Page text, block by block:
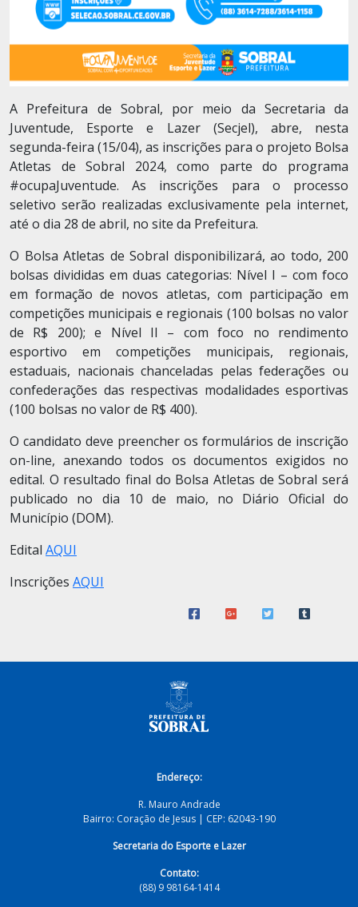
A Prefeitura de Sobral, por meio da Secretaria da
Juventude, Esporte e Lazer (Secjel), abre, nesta
segunda-feira (15/04), as inscrições para o projeto Bolsa
Atletas de Sobral 2024, como parte do programa
#ocupaJuventude. As inscrições para o processo
seletivo serão realizadas exclusivamente pela internet,
até o dia 28 de abril, no site da Prefeitura.
O Bolsa Atletas de Sobral disponibilizará, ao todo, 200
bolsas divididas em duas categorias: Nível I – com foco
em formação de novos atletas, com participação em
competições municipais e regionais (100 bolsas no valor
de R$ 200); e Nível II – com foco no rendimento
esportivo em competições municipais, regionais,
estaduais, nacionais chanceladas pelas federações ou
confederações das respectivas modalidades esportivas
(100 bolsas no valor de R$ 400).
O candidato deve preencher os formulários de inscrição
on-line, anexando todos os documentos exigidos no
edital. O resultado final do Bolsa Atletas de Sobral será
publicado no dia 10 de maio, no Diário Oficial do
Município (DOM).
Edital AQUI
Inscrições AQUI
Endereço:
R. Mauro Andrade
Bairro: Coração de Jesus | CEP: 62043-190
Secretaria do Esporte e Lazer
Contato:
(88) 9 98164-1414